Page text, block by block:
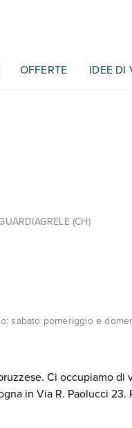
OFFERTE IDEE DI
(CH)
sabato pomeriggio e
Ci occupiamo
in Via R. Paolucci